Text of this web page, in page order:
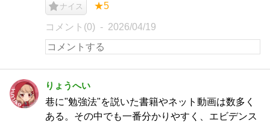
ナイス ★5
コメント(0) 2026/04/19
りょうへい
巷に"勉強法"を説いた書籍やネット動画は数多く
ある。その中でも一番分かりやすく、エビデンス